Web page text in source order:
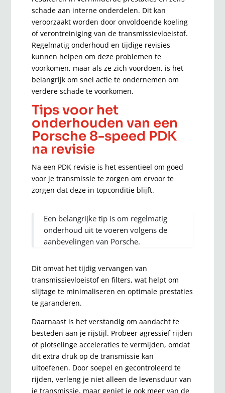
schade aan interne onderdelen. Dit kan
veroorzaakt worden door onvoldoende koeling
of verontreiniging van de transmissievloeistof.
Regelmatig onderhoud en tijdige revisies
kunnen helpen om deze problemen te
voorkomen, maar als ze zich voordoen, is het
belangrijk om snel actie te ondernemen om
verdere schade te voorkomen.
Tips voor het
onderhouden van een
Porsche 8-speed PDK
na revisie
Na een PDK revisie is het essentieel om goed
voor je transmissie te zorgen om ervoor te
zorgen dat deze in topconditie blijft.
Een belangrijke tip is om regelmatig
onderhoud uit te voeren volgens de
aanbevelingen van Porsche.
Dit omvat het tijdig vervangen van
transmissievloeistof en filters, wat helpt om
slijtage te minimaliseren en optimale prestaties
te garanderen.
Daarnaast is het verstandig om aandacht te
besteden aan je rijstijl. Probeer agressief rijden
of plotselinge acceleraties te vermijden, omdat
dit extra druk op de transmissie kan
uitoefenen. Door soepel en gecontroleerd te
rijden, verleng je niet alleen de levensduur van
je transmissie, maar geniet je ook meer van de